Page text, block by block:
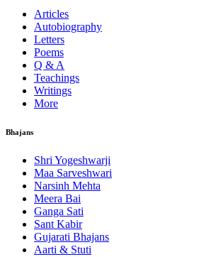
Articles
Autobiography
Letters
Poems
Q & A
Teachings
Writings
More
Bhajans
Shri Yogeshwarji
Maa Sarveshwari
Narsinh Mehta
Meera Bai
Ganga Sati
Sant Kabir
Gujarati Bhajans
Aarti & Stuti